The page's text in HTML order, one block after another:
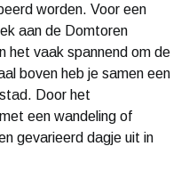
worden. Voor een
aan de Domtoren
het vaak spannend om de
boven heb je samen een
Door het
een wandeling of
gevarieerd dagje uit in